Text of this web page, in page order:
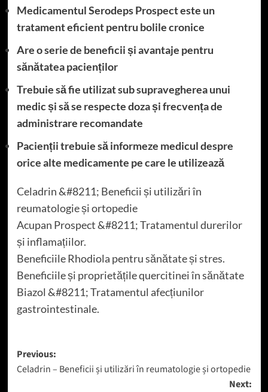
Medicamentul Serodeps Prospect este un
tratament eficient pentru bolile cronice
Are o serie de beneficii și avantaje pentru
sănătatea pacienților
Trebuie să fie utilizat sub supravegherea unui
medic și să se respecte doza și frecvența de
administrare recomandate
Pacienții trebuie să informeze medicul despre
orice alte medicamente pe care le utilizează
Celadrin &#8211; Beneficii și utilizări în
reumatologie și ortopedie
Acupan Prospect &#8211; Tratamentul durerilor
și inflamațiilor.
Beneficiile Rhodiola pentru sănătate și stres.
Beneficiile și proprietățile quercitinei în sănătate
Biazol &#8211; Tratamentul afecțiunilor
gastrointestinale.
Post
navigation
Previous:
Celadrin – Beneficii și utilizări în reumatologie și ortopedie
Next: